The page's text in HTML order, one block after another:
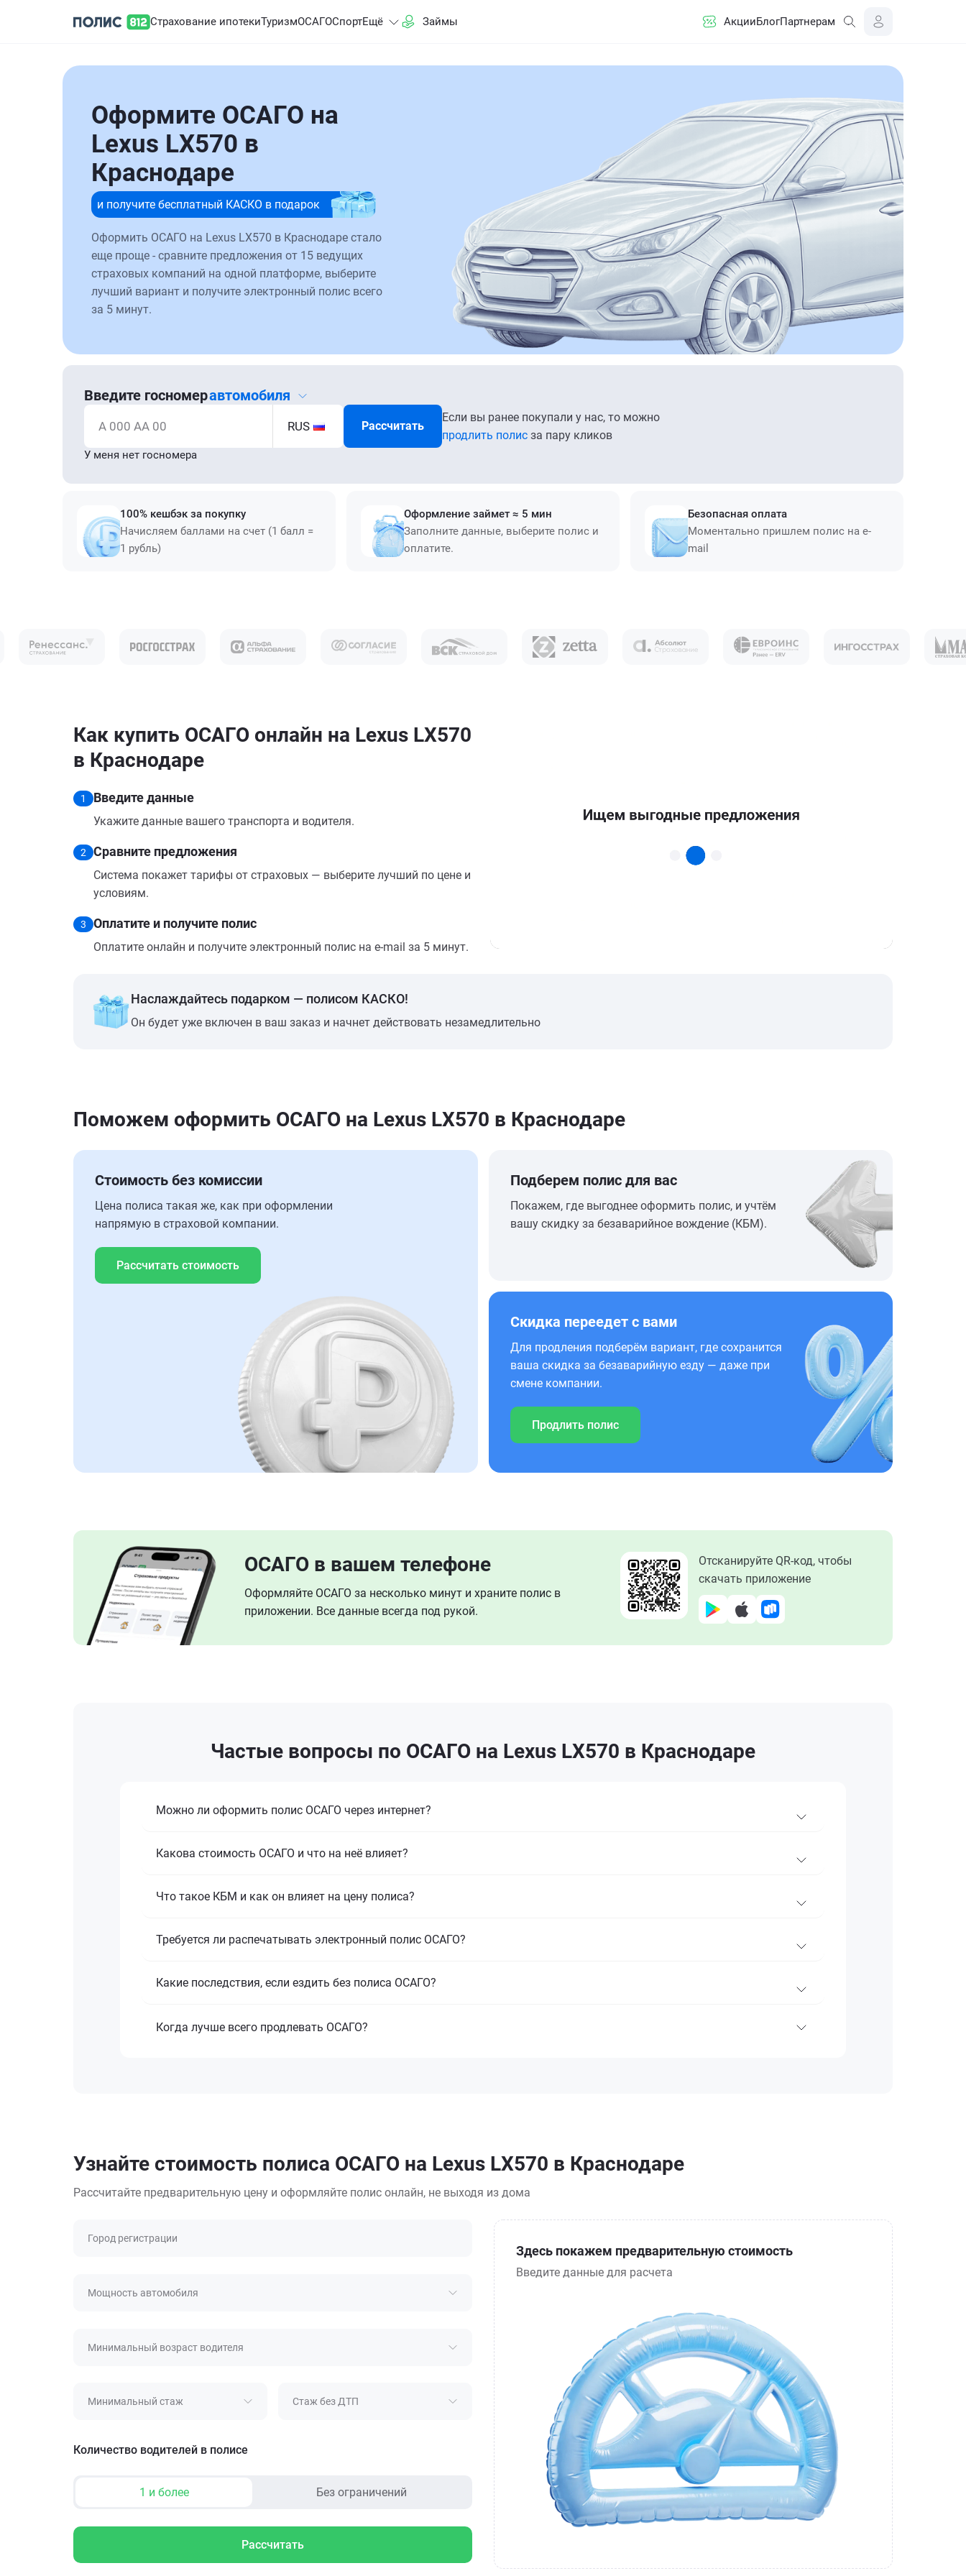
Страхование ипотекиТуризмОСАГОСпортЕщё Займы АкцииБлогПартнерам
Оформите ОСАГО на
Lexus LX570 в
Краснодаре
и получите бесплатный КАСКО в подарок
Оформить ОСАГО на Lexus LX570 в Краснодаре стало
еще проще - сравните предложения от 15 ведущих
страховых компаний на одной платформе, выберите
лучший вариант и получите электронный полис всего
за 5 минут.
Введите госномеравтомобиля
А 000 АА 00 RUS Рассчитать
Если вы ранее покупали у нас, то можно
продлить полис за пару кликов
У меня нет госномера
100% кешбэк за покупку
Начисляем баллами на счет (1 балл =
1 рубль)
Оформление займет ≈ 5 мин
Заполните данные, выберите полис и
оплатите.
Безопасная оплата
Моментально пришлем полис на e-
mail
Как купить ОСАГО онлайн на Lexus LX570
в Краснодаре
1 Введите данные
Укажите данные вашего транспорта и водителя.
2 Сравните предложения
Система покажет тарифы от страховых — выберите лучший по цене и
условиям.
3 Оплатите и получите полис
Оплатите онлайн и получите электронный полис на e-mail за 5 минут.
Наслаждайтесь подарком — полисом КАСКО!
Он будет уже включен в ваш заказ и начнет действовать незамедлительно
Поможем оформить ОСАГО на Lexus LX570 в Краснодаре
Стоимость без комиссии
Цена полиса такая же, как при оформлении
напрямую в страховой компании.
Рассчитать стоимость
Подберем полис для вас
Покажем, где выгоднее оформить полис, и учтём
вашу скидку за безаварийное вождение (КБМ).
Скидка переедет с вами
Для продления подберём вариант, где сохранится
ваша скидка за безаварийную езду — даже при
смене компании.
Продлить полис
ОСАГО в вашем телефоне
Оформляйте ОСАГО за несколько минут и храните полис в
приложении. Все данные всегда под рукой.
Отсканируйте QR-код, чтобы
скачать приложение
Частые вопросы по ОСАГО на Lexus LX570 в Краснодаре
Можно ли оформить полис ОСАГО через интернет?
Какова стоимость ОСАГО и что на неё влияет?
Что такое КБМ и как он влияет на цену полиса?
Требуется ли распечатывать электронный полис ОСАГО?
Какие последствия, если ездить без полиса ОСАГО?
Когда лучше всего продлевать ОСАГО?
Узнайте стоимость полиса ОСАГО на Lexus LX570 в Краснодаре
Рассчитайте предварительную цену и оформляйте полис онлайн, не выходя из дома
Город регистрации
Мощность автомобиля
Минимальный возраст водителя
Минимальный стаж Стаж без ДТП
Количество водителей в полисе
1 и более Без ограничений
Рассчитать
Здесь покажем предварительную стоимость
Введите данные для расчета